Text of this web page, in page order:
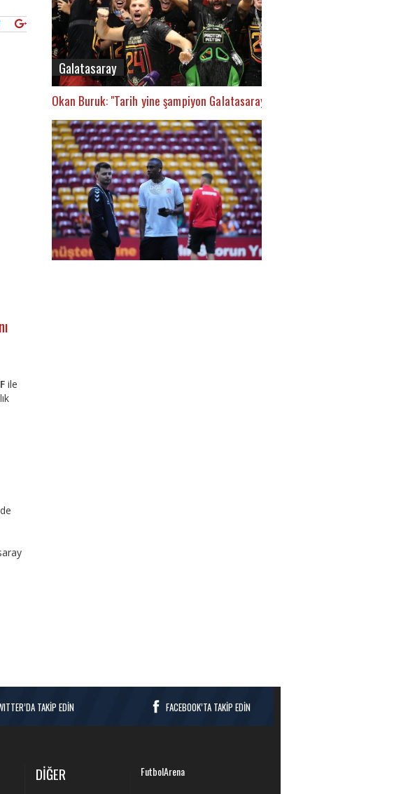
ile
Galatasaray
Okan Buruk: "Tarih yine şampiyon Galatasaray’ı yazacak"
TAKİP EDİN FACEBOOK’TA TAKİP EDİN
DİĞER FutbolArena